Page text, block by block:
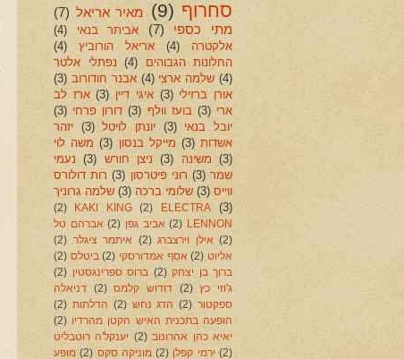
סחרוף (9) מאיר אריאל (7)
מתי כספי
(7) אביתר בנאי
(4)
אלקטרה
(4) אריאל הורוביץ
(4)
החלונות הגבוהים
(4) נפתלי אלטר
(4) שלמה ארצי (4) אבנר חודורוב (3)
אורן ברזילי (3) איגי דיין (3) ארז לב
ארי (3) בועז וולף (3) דורון פרחי (3)
יובל בנאי
(3) יונתן לויטל (3) יזהר
אשדות (3) מייקל בנסון (3) משה לוי
(3)
משינה (3) ניצן חורש (3) נעמי
שמר (3) רוני פיטרסון (3) רות דולורס
ווייס (3) שלומי ברכה (3) שלמה גרוניך
(3)
ELECTRA
(2)
KAKI KING
(2)
LENNON
(2) אביב גפן (2) אברהם טל
(2) אילן וירצברג (2) איתמר ציגלר (2)
אליוט (2) אסף אמדורסקי (2) ביטלס (2)
ברוך בן יצחק (2) ברוס ספרינגסטין (2)
ג'וזי כץ
(2) דודוש קלמס (2)
דניאלה
ספקטור (2) הדג נחש (2) הדלתות (2)
הופעה בתכנית האיש הקטן מהרדיו (2)
יאיא כהן אהרונוב (2) יענקל'ה רוטבליט
(2) ירמי קפלן (2) מוניקה סקס (2) מופע